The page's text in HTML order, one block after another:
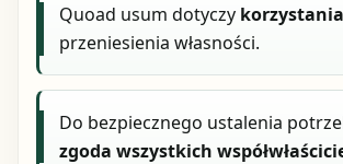
Quoad usum dotyczy korzystania
przeniesienia własności.
Do bezpiecznego ustalenia
zgoda wszystkich